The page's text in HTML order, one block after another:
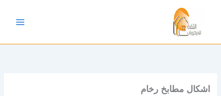
المحتوى
اشكال مطابخ رخام